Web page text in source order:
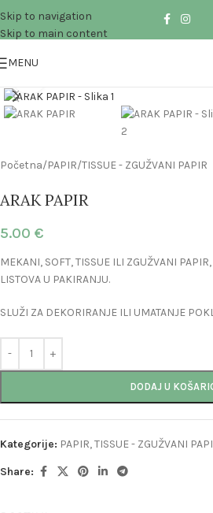
Skip to navigation
Skip to main content
MENU
Početna/PAPIR/TISSUE - ZGUŽVANI PAPIR
ARAK PAPIR
5.00 €
MEKANI, SOFT, TISSUE ILI ZGUŽVANI
LISTOVA U PAKIRANJU.
SLUŽI ZA DEKORIRANJE ILI UMATANJE
DODAJ U
Kategorije: PAPIR,TISSUE - ZGUŽVANI
Share: